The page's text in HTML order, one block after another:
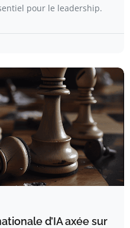
pour le leadership.
d’IA axée sur